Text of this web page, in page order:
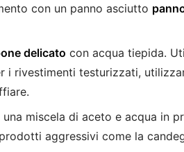
con un panno asciutto
delicato con acqua tiepida.
i rivestimenti testurizzati,
una miscela di aceto e acqua in
aggressivi come la